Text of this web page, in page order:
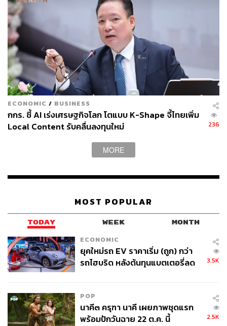
ECONOMIC / BUSINESS
กกร. ชี้ AI เร่งเศรษฐกิจโลก โตแบบ K-Shape จี้ไทยเพิ่ม
Local Content รับคลื่นลงทุนใหม่
236
MORE
MOST POPULAR
TODAY WEEK MONTH
ECONOMIC
ยุคใหม่รถ EV ราคาเริ่ม (ถูก) กว่า
รถไฮบริด หลังต้นทุนแบตเตอรี่ลด
3.5K
POP
นาคี๓ ครุฑา นาคี เผยภาพชุดแรก
พร้อมปักวันฉาย 22 ต.ค. นี้
2.5K